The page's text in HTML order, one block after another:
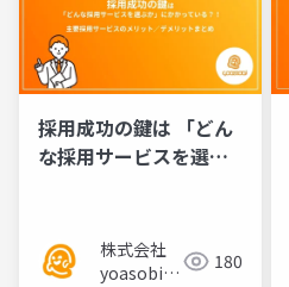
採用成功の鍵は 「どん
な採用サービスを選ぶ
スのメリット／デメリ
ットまとめ
株式会社
yoasobi／
180